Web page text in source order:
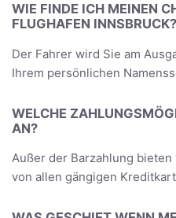
WIE FINDE ICH MEINEN
FLUGHAFEN INNSBRUCK?
Der Fahrer wird Sie am
Ihrem persönlichen
WELCHE
AN?
Außer der Barzahlung
von allen gängigen